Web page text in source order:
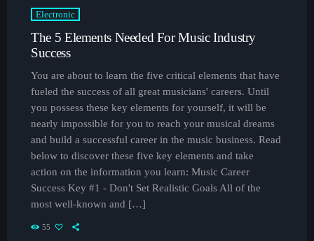
Electronic
The 5 Elements Needed For Music Industry
Success
You are about to learn the five critical elements that have
fueled the success of all great musicians' careers. Until
you possess these key elements for yourself, it will be
nearly impossible for you to reach your musical dreams
and build a successful career in the music business. Read
below to discover these five key elements and take
action on the information you learn: Music Career
Success Key #1 - Don't Set Realistic Goals All of the
most well-known and […]
55